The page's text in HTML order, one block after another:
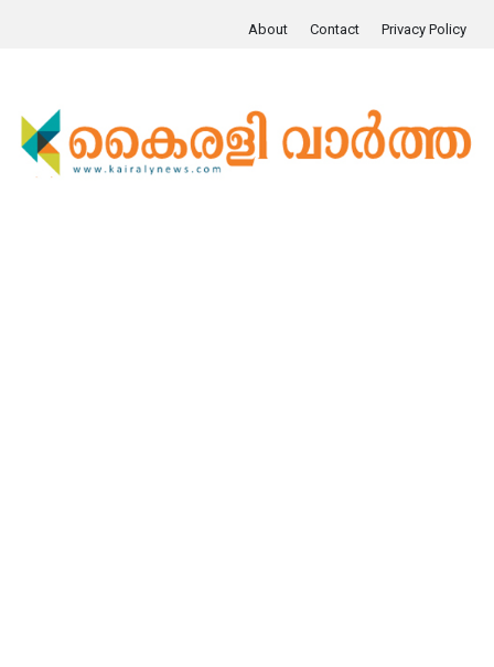
About Contact Privacy Policy